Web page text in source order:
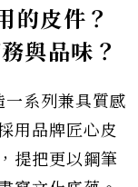
的皮件？
與品味？
系列兼具質感
用品牌匠心皮
提把更以鋼筆